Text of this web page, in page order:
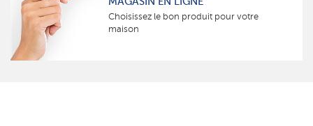
Choisissez le bon produit pour votre
maison